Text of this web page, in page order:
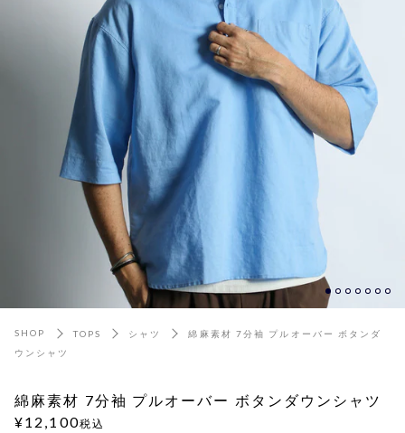
SHOP TOPS シャツ
綿麻素材 7分袖 プルオーバー ボタンダ
ウンシャツ
綿麻素材 7分袖 プルオーバー ボタンダウンシャツ
¥12,100税込